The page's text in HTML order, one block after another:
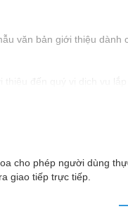
văn bản giới thiệu
biết đến là một trong
cho phép người dùng
giao tiếp trực tiếp.